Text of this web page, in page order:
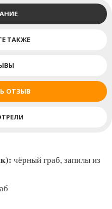
ТАКЖЕ
ОТЗЫВ
чёрный граб, запилы из